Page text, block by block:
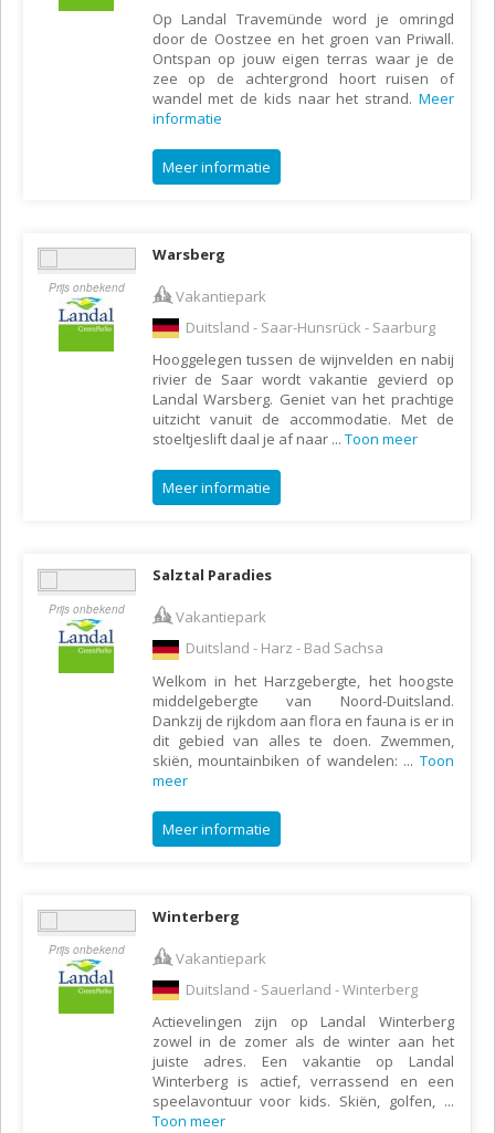
Op Landal Travemünde word je omringd
door de Oostzee en het groen van Priwall.
Ontspan op jouw eigen terras waar je de
zee op de achtergrond hoort ruisen of
wandel met de kids naar het strand. Meer
informatie
Meer informatie
Prijs onbekend
Warsberg
Vakantiepark
Duitsland - Saar-Hunsrück - Saarburg
Hooggelegen tussen de wijnvelden en nabij
rivier de Saar wordt vakantie gevierd op
Landal Warsberg. Geniet van het prachtige
uitzicht vanuit de accommodatie. Met de
stoeltjeslift daal je af naar ... Toon meer
Meer informatie
Prijs onbekend
Salztal Paradies
Vakantiepark
Duitsland - Harz - Bad Sachsa
Welkom in het Harzgebergte, het hoogste
middelgebergte van Noord-Duitsland.
Dankzij de rijkdom aan flora en fauna is er in
dit gebied van alles te doen. Zwemmen,
skiën, mountainbiken of wandelen: ... Toon
meer
Meer informatie
Prijs onbekend
Winterberg
Vakantiepark
Duitsland - Sauerland - Winterberg
Actievelingen zijn op Landal Winterberg
zowel in de zomer als de winter aan het
juiste adres. Een vakantie op Landal
Winterberg is actief, verrassend en een
speelavontuur voor kids. Skiën, golfen, ...
Toon meer